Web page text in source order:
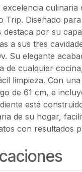
excelencia
Trip. Diseñado
destaca por su
a sus tres
Su elegante
de cualquier
limpieza. Con
de 61 cm, e
está
de su hogar,
con resultados